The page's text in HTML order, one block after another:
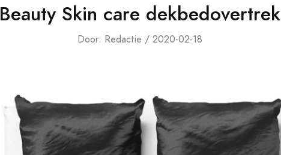
Beauty Skin care dekbedovertrek
Door: Redactie / 2020-02-18